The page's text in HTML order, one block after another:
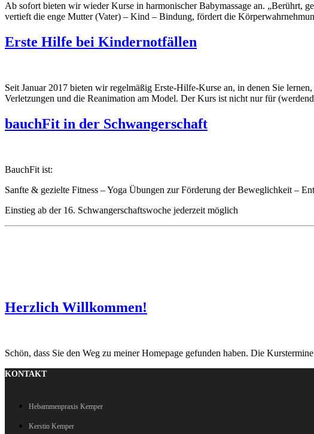
Ab sofort bieten wir wieder Kurse in harmonischer Babymassage an. „Berührt,
vertieft die enge Mutter (Vater) – Kind – Bindung, fördert die
Erste Hilfe bei Kindernotfällen
Seit Januar 2017 bieten wir regelmäßig Erste-Hilfe-Kurse an, in denen Sie
Verletzungen und die Reanimation am Model. Der Kurs ist nicht nur für
bauchFit in der Schwangerschaft
BauchFit ist:
Sanfte & gezielte Fitness – Yoga Übungen zur Förderung der Beweglichkeit –
Einstieg ab der 16. Schwangerschaftswoche jederzeit möglich
Herzlich Willkommen!
Schön, dass Sie den Weg zu meiner Homepage gefunden haben. Die
KONTAKT
Hebammenpraxis Kemper
Kerstin Kemper